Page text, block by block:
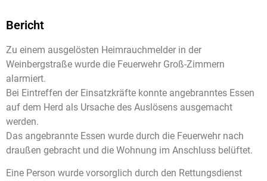
Bericht
Zu einem ausgelösten Heimrauchmelder in der
Weinbergstraße wurde die Feuerwehr Groß-Zimmern
alarmiert.
Bei Eintreffen der Einsatzkräfte konnte angebranntes Essen
auf dem Herd als Ursache des Auslösens ausgemacht
werden.
Das angebrannte Essen wurde durch die Feuerwehr nach
draußen gebracht und die Wohnung im Anschluss belüftet.
Eine Person wurde vorsorglich durch den Rettungsdienst